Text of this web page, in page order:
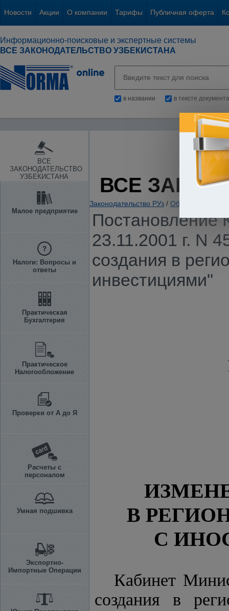
Новости Акции О компании Тарифы Публичная оферта
Информационно-поисковые и экспертные системы
ВСЕ ЗАКОНОДАТЕЛЬСТВО УЗБЕКИСТАНА
в названии в тексте документа
ВСЕ
ЗАКОНОДАТЕЛЬСТВО
УЗБЕКИСТАНА
Малое предприятие
Налоги: Вопросы и
ответы
Практическая
Бухгалтерия
Практическое
Налогообложение
Проверки от А до Я
Расчеты с
персоналом
Умная подшивка
Экспортно-
Импортные Операции
ВСЕ
Законодательство РУз / Общие вопросы
Постановление
23.11.2001 г. N
создания в
инвестициями"
В
С
Кабинет
создания в